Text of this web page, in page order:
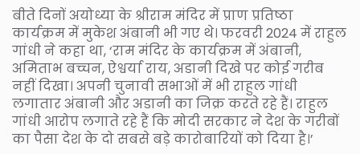
बीते दिनों अयोध्या के श्रीराम मंदिर में प्राण प्रतिष्ठा
कार्यक्रम में मुकेश अंबानी भी गए थे। फरवरी 2024 में राहुल
गांधी ने कहा था, ‘राम मंदिर के कार्यक्रम में अंबानी,
अमिताभ बच्चन, ऐश्वर्या राय, अडानी दिखे पर कोई गरीब
नहीं दिखा। अपनी चुनावी सभाओं में भी राहुल गांधी
लगातार अंबानी और अडानी का जिक्र करते रहे हैं। राहुल
गांधी आरोप लगाते रहे हैं कि मोदी सरकार ने देश के गरीबों
का पैसा देश के दो सबसे बड़े कारोबारियों को दिया है।’